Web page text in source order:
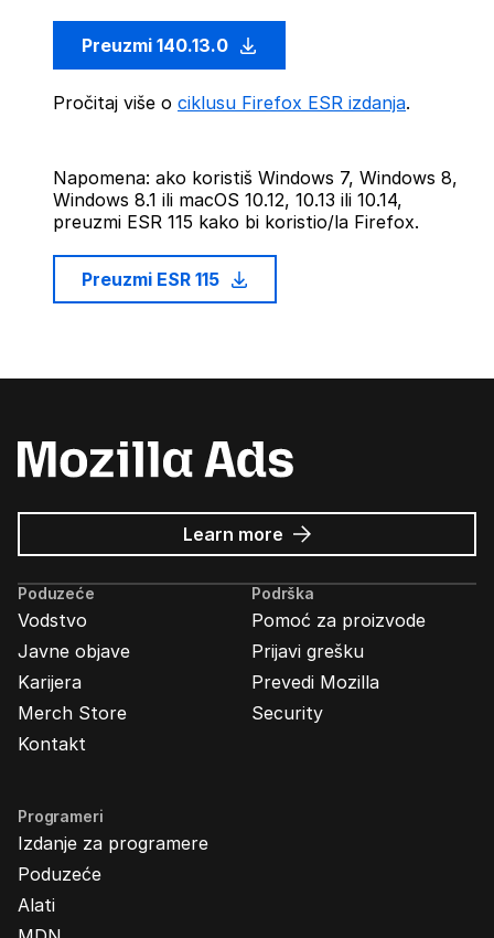
Preuzmi 140.13.0
Pročitaj više o ciklusu Firefox ESR izdanja.
Napomena: ako koristiš Windows 7, Windows 8,
Windows 8.1 ili macOS 10.12, 10.13 ili 10.14,
preuzmi ESR 115 kako bi koristio/la Firefox.
Preuzmi ESR 115
Learn more about
Mozilla
Ads
Poduzeće
Vodstvo
Javne objave
Karijera
Merch Store
Kontakt
Podrška
Pomoć za proizvode
Prijavi grešku
Prevedi Mozilla
Security
Programeri
Izdanje za programere
Poduzeće
Alati